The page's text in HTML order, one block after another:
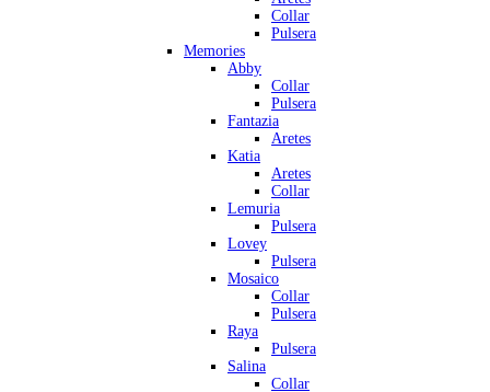
Collar
Pulsera
Memories
Abby
Collar
Pulsera
Fantazia
Aretes
Katia
Aretes
Collar
Lemuria
Pulsera
Lovey
Pulsera
Mosaico
Collar
Pulsera
Raya
Pulsera
Salina
Collar